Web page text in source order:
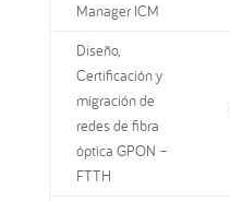
Manager ICM
Diseño,
Certificación y
migración de
redes de fibra
óptica GPON –
FTTH